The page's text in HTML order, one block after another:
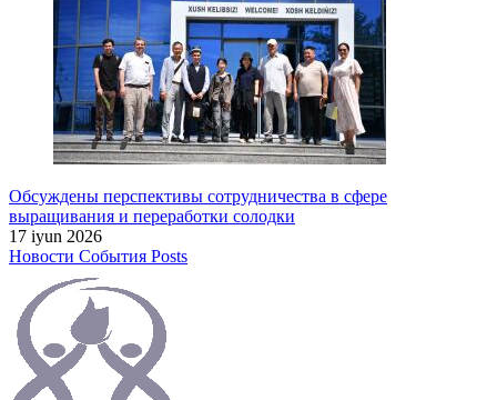
Обсуждены перспективы сотрудничества в сфере
выращивания и переработки солодки
17 iyun 2026
Новости События Posts